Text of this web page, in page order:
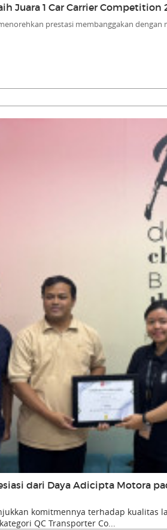
Juara 1 Car Carrier
prestasi membanggakan dengan
dari Daya Adicipta Motora
komitmennya terhadap kualitas
QC Transporter Co...